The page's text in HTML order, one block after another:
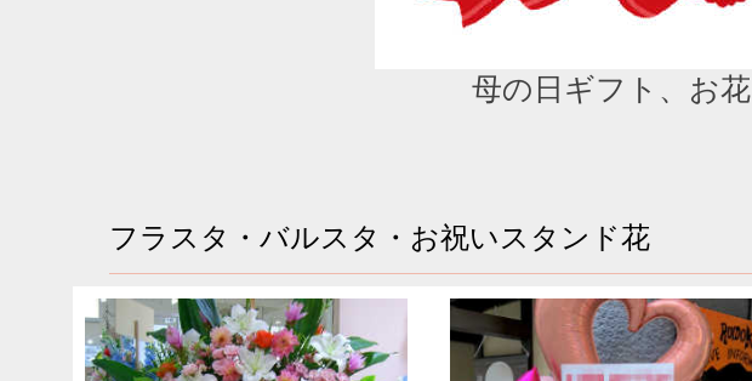
母の日ギフト、お花
フラスタ・バルスタ・お祝いスタンド花